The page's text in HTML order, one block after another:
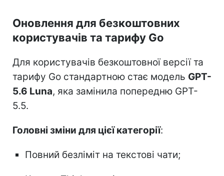
Оновлення для безкоштовних
користувачів та тарифу Go
Для користувачів безкоштовної версії та
тарифу Go стандартною стає модель GPT-
5.6 Luna, яка замінила попередню GPT-
5.5.
Головні зміни для цієї категорії:
Повний безліміт на текстові чати;